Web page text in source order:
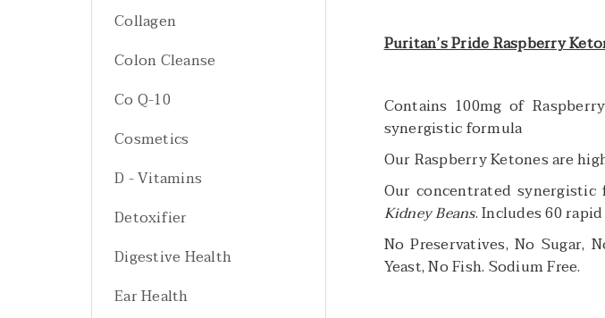
Collagen
Colon Cleanse
Co Q-10
Cosmetics
D - Vitamins
Detoxifier
Digestive Health
Ear Health
Puritan’s Pride Raspberry
Contains 100mg of
synergistic formula
Our Raspberry Ketones are
Our concentrated synergistic
Kidney Beans. Includes 60
No Preservatives, No Sugar,
Yeast, No Fish. Sodium Free.